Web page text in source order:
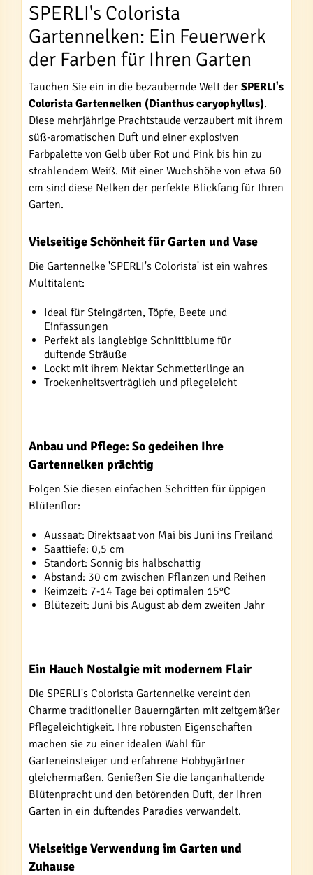
SPERLI's Colorista
Gartennelken: Ein Feuerwerk
der Farben für Ihren Garten
Tauchen Sie ein in die bezaubernde Welt der SPERLI's
Colorista Gartennelken (Dianthus caryophyllus).
Diese mehrjährige Prachtstaude verzaubert mit ihrem
süß-aromatischen Duft und einer explosiven
Farbpalette von Gelb über Rot und Pink bis hin zu
strahlendem Weiß. Mit einer Wuchshöhe von etwa 60
cm sind diese Nelken der perfekte Blickfang für Ihren
Garten.
Vielseitige Schönheit für Garten und Vase
Die Gartennelke 'SPERLI's Colorista' ist ein wahres
Multitalent:
Ideal für Steingärten, Töpfe, Beete und
Einfassungen
Perfekt als langlebige Schnittblume für
duftende Sträuße
Lockt mit ihrem Nektar Schmetterlinge an
Trockenheitsverträglich und pflegeleicht
Anbau und Pflege: So gedeihen Ihre
Gartennelken prächtig
Folgen Sie diesen einfachen Schritten für üppigen
Blütenflor:
Aussaat: Direktsaat von Mai bis Juni ins Freiland
Saattiefe: 0,5 cm
Standort: Sonnig bis halbschattig
Abstand: 30 cm zwischen Pflanzen und Reihen
Keimzeit: 7-14 Tage bei optimalen 15°C
Blütezeit: Juni bis August ab dem zweiten Jahr
Ein Hauch Nostalgie mit modernem Flair
Die SPERLI's Colorista Gartennelke vereint den
Charme traditioneller Bauerngärten mit zeitgemäßer
Pflegeleichtigkeit. Ihre robusten Eigenschaften
machen sie zu einer idealen Wahl für
Garteneinsteiger und erfahrene Hobbygärtner
gleichermaßen. Genießen Sie die langanhaltende
Blütenpracht und den betörenden Duft, der Ihren
Garten in ein duftendes Paradies verwandelt.
Vielseitige Verwendung im Garten und
Zuhause